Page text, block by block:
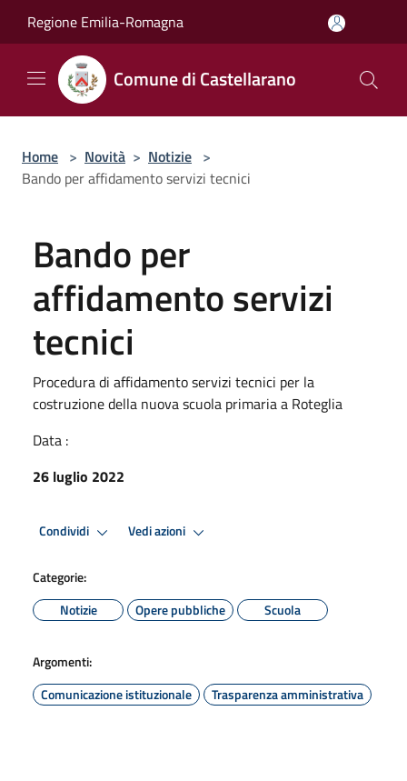
Regione Emilia-Romagna
Comune di Castellarano
Home > Novità > Notizie >
Bando per affidamento servizi tecnici
Bando per
affidamento servizi
tecnici
Procedura di affidamento servizi tecnici per la
costruzione della nuova scuola primaria a Roteglia
Data :
26 luglio 2022
Condividi Vedi azioni
Categorie:
Notizie
Opere pubbliche Scuola
Argomenti:
Comunicazione istituzionale
Trasparenza amministrativa